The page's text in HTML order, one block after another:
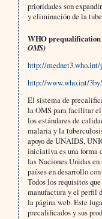
prioridades son
y eliminación de la
WHO
OMS)
http://mednet3.who.int/
http://www.who.int/
El sistema de
la OMS para facilitar el
los estándares de
malaria y la
apoyo de UNAIDS,
iniciativa es una forma
las Naciones Unidas
países en desarrollo
Todos los requisitos
manufactura y el perfil
la página web. Este
precalificados y sus